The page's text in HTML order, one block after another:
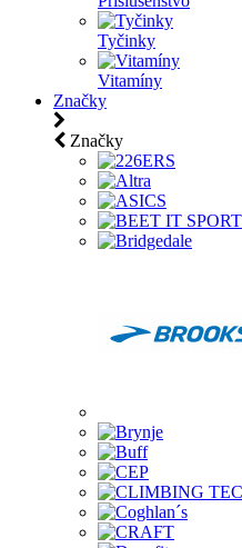
Tyčinky
Vitamíny
Značky
Značky